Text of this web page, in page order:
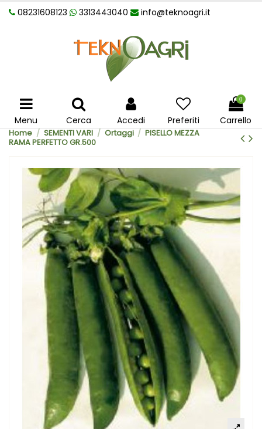
08231608123 3313443040 info@teknoagri.it
Menu Cerca Accedi Preferiti
0
Carrello
Home SEMENTI VARI Ortaggi
PISELLO MEZZA
RAMA PERFETTO GR.500